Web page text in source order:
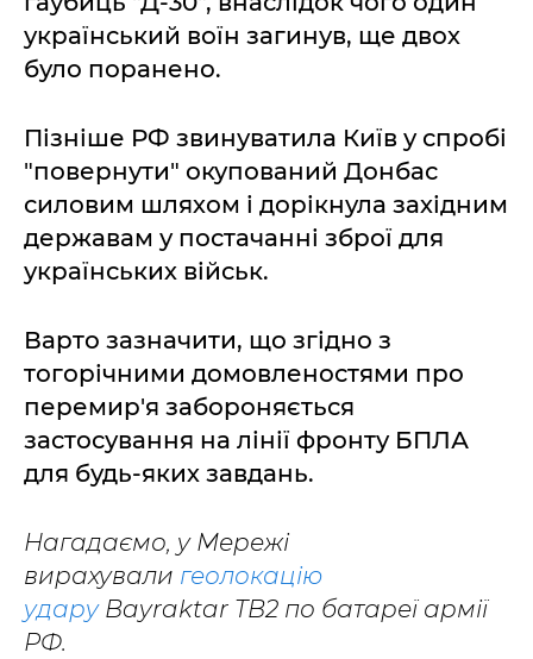
український воїн загинув, ще двох
було поранено.
Пізніше РФ звинуватила Київ у спробі
"повернути" окупований Донбас
силовим шляхом і дорікнула західним
державам у постачанні зброї для
українських військ.
Варто зазначити, що згідно з
тогорічними домовленостями про
перемир'я забороняється
застосування на лінії фронту БПЛА
для будь-яких завдань.
Нагадаємо, у Мережі
вирахували геолокацію
удару Bayraktar TB2 по батареї армії
РФ.